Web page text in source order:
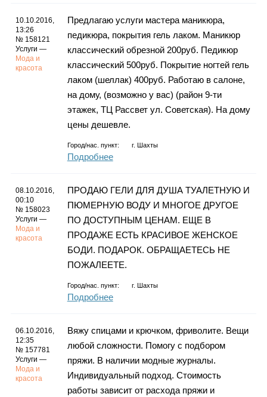
10.10.2016,
13:26
№ 158121
Услуги —
Мода и
красота
Предлагаю услуги мастера маникюра,
педикюра, покрытия гель лаком. Маникюр
классический обрезной 200руб. Педикюр
классический 500руб. Покрытие ногтей гель
лаком (шеллак) 400руб. Работаю в салоне,
на дому, (возможно у вас) (район 9-ти
этажек, ТЦ Рассвет ул. Советская). На дому
цены дешевле.
Город/нас. пункт: г. Шахты
Подробнее
08.10.2016,
00:10
№ 158023
Услуги —
Мода и
красота
ПРОДАЮ ГЕЛИ ДЛЯ ДУША ТУАЛЕТНУЮ И
ПЮМЕРНУЮ ВОДУ И МНОГОЕ ДРУГОЕ
ПО ДОСТУПНЫМ ЦЕНАМ. ЕЩЕ В
ПРОДАЖЕ ЕСТЬ КРАСИВОЕ ЖЕНСКОЕ
БОДИ. ПОДАРОК. ОБРАЩАЕТЕСЬ НЕ
ПОЖАЛЕЕТЕ.
Город/нас. пункт: г. Шахты
Подробнее
06.10.2016,
12:35
№ 157781
Услуги —
Мода и
красота
Вяжу спицами и крючком, фриволите. Вещи
любой сложности. Помогу с подбором
пряжи. В наличии модные журналы.
Индивидуальный подход. Стоимость
работы зависит от расхода пряжи и